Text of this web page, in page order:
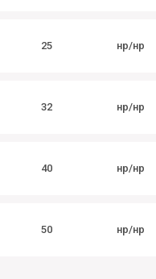
25 нр/нр
32 нр/нр
40 нр/нр
50 нр/нр